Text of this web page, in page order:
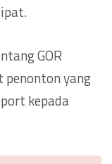
GOR
penonton yang
kepada